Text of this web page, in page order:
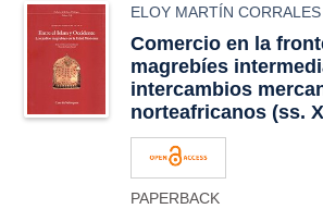
ELOY MARTÍN CORRALES
Comercio en la
magrebíes
intercambios
norteafricanos (ss.
PAPERBACK